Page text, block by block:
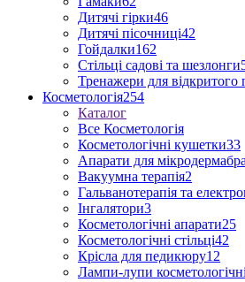
Дитячі гірки46
Дитячі пісочниці42
Гойдалки162
Стільці садові та шезлонги
Тренажери для відкритого
Косметологія254
Каталог
Все Косметологія
Косметологічні кушетки33
Апарати для
Вакуумна терапія2
Гальванотерапія та
Інгалятори3
Косметологічні апарати25
Косметологічні стільці42
Крісла для педикюру12
Лампи-лупи